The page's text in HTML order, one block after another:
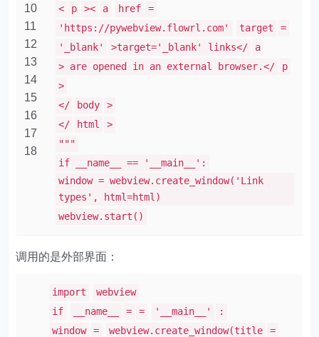
10
11
12
13
14
15
16
17
18
<
p >< a href
=
'https://pywebview.flowrl.com'
target
=
'_blank'
>target='_blank' links</
a
> are opened in an external browser.</
p
>
</
body
>
</
html
>
"""
if __name__ == '__main__':
window = webview.create_window('Link
types', html=html)
webview.start()
调用的是外部界面：
import
webview
if
__name__ = = '__main__'
:
window
= webview.create_window(title
=